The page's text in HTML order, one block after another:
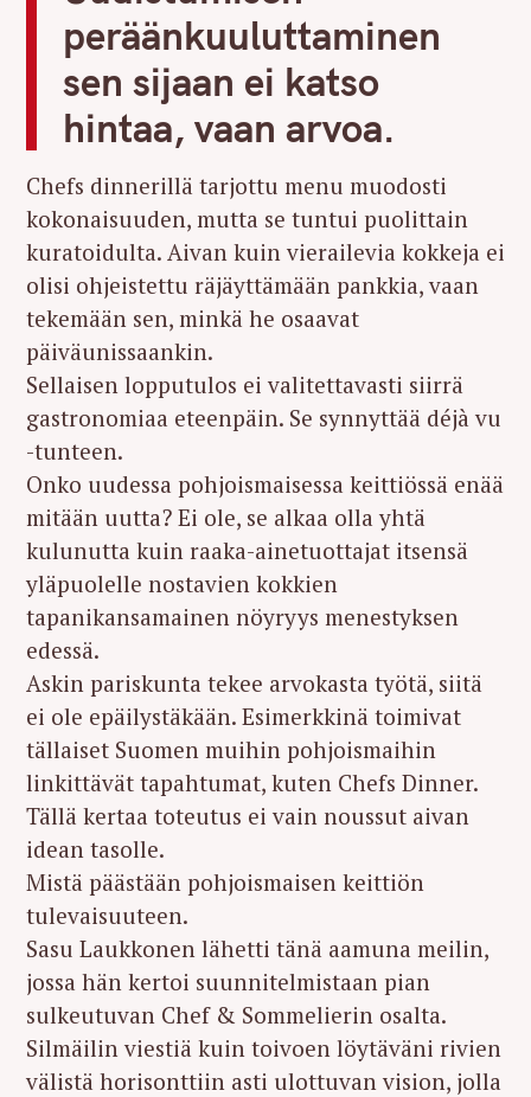
peräänkuuluttaminen
sen sijaan ei katso
hintaa, vaan arvoa.
Chefs dinnerillä tarjottu menu muodosti
kokonaisuuden, mutta se tuntui puolittain
kuratoidulta. Aivan kuin vierailevia kokkeja ei
olisi ohjeistettu räjäyttämään pankkia, vaan
tekemään sen, minkä he osaavat
päiväunissaankin.
Sellaisen lopputulos ei valitettavasti siirrä
gastronomiaa eteenpäin. Se synnyttää déjà vu
-tunteen.
Onko uudessa pohjoismaisessa keittiössä enää
mitään uutta? Ei ole, se alkaa olla yhtä
kulunutta kuin raaka-ainetuottajat itsensä
yläpuolelle nostavien kokkien
tapanikansamainen nöyryys menestyksen
edessä.
Askin pariskunta tekee arvokasta työtä, siitä
ei ole epäilystäkään. Esimerkkinä toimivat
tällaiset Suomen muihin pohjoismaihin
linkittävät tapahtumat, kuten Chefs Dinner.
Tällä kertaa toteutus ei vain noussut aivan
idean tasolle.
Mistä päästään pohjoismaisen keittiön
tulevaisuuteen.
Sasu Laukkonen lähetti tänä aamuna meilin,
jossa hän kertoi suunnitelmistaan pian
sulkeutuvan Chef & Sommelierin osalta.
Silmäilin viestiä kuin toivoen löytäväni rivien
välistä horisonttiin asti ulottuvan vision, jolla